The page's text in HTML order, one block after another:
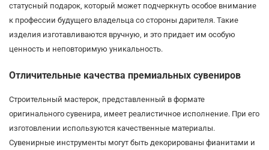
статусный подарок, который может подчеркнуть особое внимание
к профессии будущего владельца со стороны дарителя. Такие
изделия изготавливаются вручную, и это придает им особую
ценность и неповторимую уникальность.
Отличительные качества премиальных сувениров
Строительный мастерок, представленный в формате
оригинального сувенира, имеет реалистичное исполнение. При его
изготовлении используются качественные материалы.
Сувенирные инструменты могут быть декорированы фианитами и